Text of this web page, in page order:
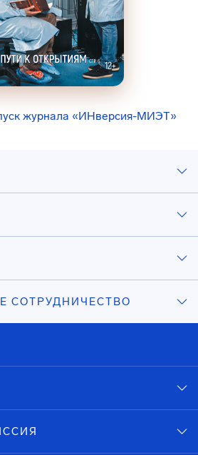
журнала «ИНверсия-МИЭТ»
СОТРУДНИЧЕСТВО